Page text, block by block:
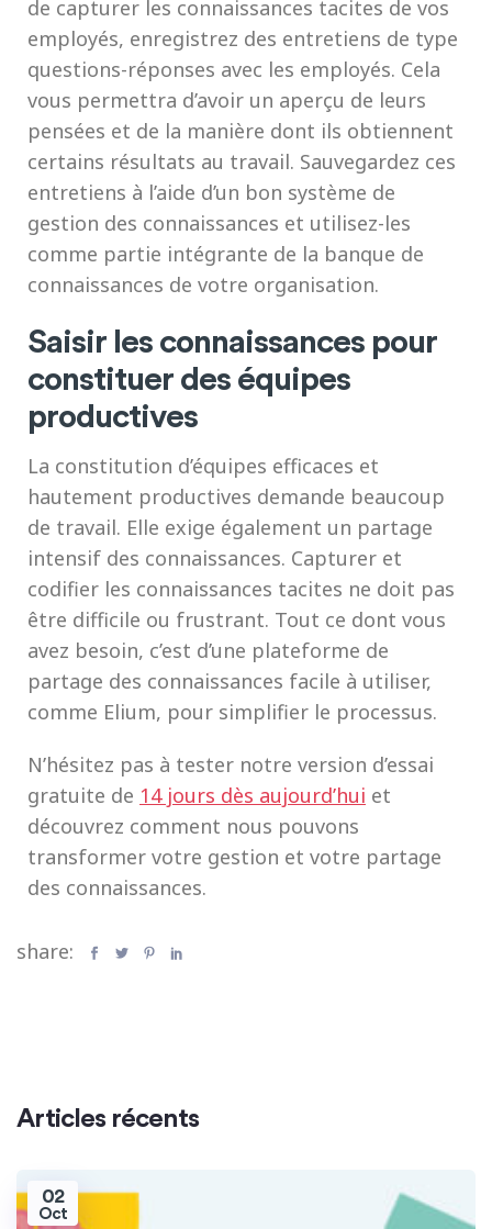
de capturer les connaissances tacites de vos
employés, enregistrez des entretiens de type
questions-réponses avec les employés. Cela
vous permettra d’avoir un aperçu de leurs
pensées et de la manière dont ils obtiennent
certains résultats au travail. Sauvegardez ces
entretiens à l’aide d’un bon système de
gestion des connaissances et utilisez-les
comme partie intégrante de la banque de
connaissances de votre organisation.
Saisir les connaissances pour
constituer des équipes
productives
La constitution d’équipes efficaces et
hautement productives demande beaucoup
de travail. Elle exige également un partage
intensif des connaissances. Capturer et
codifier les connaissances tacites ne doit pas
être difficile ou frustrant. Tout ce dont vous
avez besoin, c’est d’une plateforme de
partage des connaissances facile à utiliser,
comme Elium, pour simplifier le processus.
N’hésitez pas à tester notre version d’essai
gratuite de 14 jours dès aujourd’hui et
découvrez comment nous pouvons
transformer votre gestion et votre partage
des connaissances.
share:
Articles récents
02
Oct